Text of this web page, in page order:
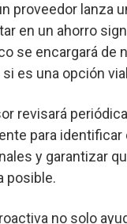
proveedor lanza
en un ahorro
se encargará de
es una opción
revisará
para identificar
y garantizar
posible.
no solo